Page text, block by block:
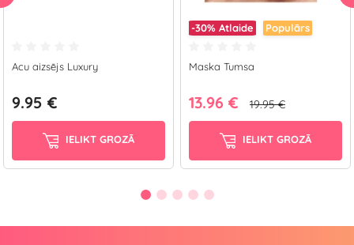
Acu aizsējs Luxury
9.95 €
IELIKT GROZĀ
-30% Atlaide Populārs
Maska Tumsa
13.96 € 19.95 €
IELIKT GROZĀ